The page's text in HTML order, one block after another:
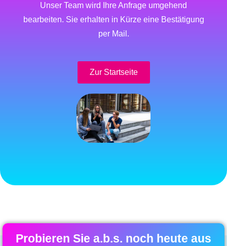
Unser Team wird Ihre Anfrage umgehend
bearbeiten. Sie erhalten in Kürze eine Bestätigung
per Mail.
Zur Startseite
Probieren Sie a.b.s. noch heute aus